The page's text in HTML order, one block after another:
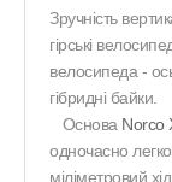
Зручність
гірські
велосипеда -
гібридні байки.
Основа Norco
одночасно
міліметровий